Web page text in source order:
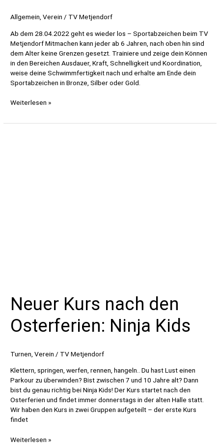
Allgemein ,Verein / TV Metjendorf
Ab dem 28.04.2022 geht es wieder los – Sportabzeichen beim TV
Metjendorf Mitmachen kann jeder ab 6 Jahren, nach oben hin sind
dem Alter keine Grenzen gesetzt. Trainiere und zeige dein Können
in den Bereichen Ausdauer, Kraft, Schnelligkeit und Koordination,
weise deine Schwimmfertigkeit nach und erhalte am Ende dein
Sportabzeichen in Bronze, Silber oder Gold.
Es
wieder
Weiterlesen »
Neuer Kurs nach den
Osterferien: Ninja Kids
Turnen ,Verein / TV Metjendorf
Klettern, springen, werfen, rennen, hangeln.. Du hast Lust einen
Parkour zu überwinden? Bist zwischen 7 und 10 Jahre alt? Dann
bist du genau richtig bei Ninja Kids! Der Kurs startet nach den
Osterferien und findet immer donnerstags in der alten Halle statt.
Wir haben den Kurs in zwei Gruppen aufgeteilt – der erste Kurs
findet
Neuer
Weiterlesen »